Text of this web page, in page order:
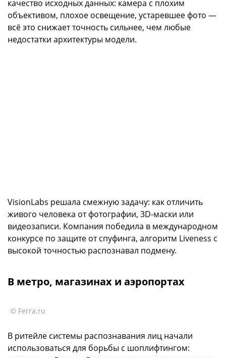
качество исходных данных: камера с плохим
объективом, плохое освещение, устаревшее фото —
всё это снижает точность сильнее, чем любые
недостатки архитектуры модели.
VisionLabs решала смежную задачу: как отличить
живого человека от фотографии, 3D-маски или
видеозаписи. Компания победила в международном
конкурсе по защите от спуфинга, алгоритм Liveness с
высокой точностью распознавал подмену.
В метро, магазинах и аэропортах
© Ferra.ru
В ритейле системы распознавания лиц начали
использоваться для борьбы с шоплифтингом: